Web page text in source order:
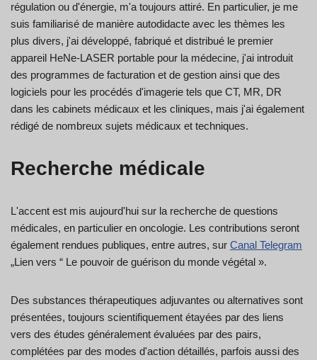
régulation ou d'énergie, m'a toujours attiré. En particulier, je me
suis familiarisé de manière autodidacte avec les thèmes les
plus divers, j'ai développé, fabriqué et distribué le premier
appareil HeNe-LASER portable pour la médecine, j'ai introduit
des programmes de facturation et de gestion ainsi que des
logiciels pour les procédés d'imagerie tels que CT, MR, DR
dans les cabinets médicaux et les cliniques, mais j'ai également
rédigé de nombreux sujets médicaux et techniques.
Recherche médicale
L'accent est mis aujourd'hui sur la recherche de questions
médicales, en particulier en oncologie. Les contributions seront
également rendues publiques, entre autres, sur Canal Telegram
„Lien vers “ Le pouvoir de guérison du monde végétal ».
Des substances thérapeutiques adjuvantes ou alternatives sont
présentées, toujours scientifiquement étayées par des liens
vers des études généralement évaluées par des pairs,
complétées par des modes d'action détaillés, parfois aussi des